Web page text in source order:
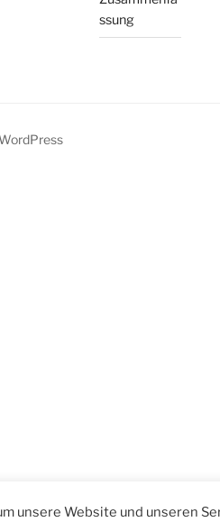
ssung
unsere Website und unseren